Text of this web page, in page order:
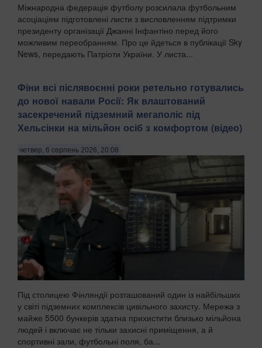
Міжнародна федерація футболу розсилала футбольним
асоціаціям підготовлені листи з висловленням підтримки
президенту організації Джанні Інфантіно перед його
можливим переобранням. Про це йдеться в публікації Sky
News, передають Патріоти України. У листа...
Фіни всі післявоєнні роки ретельно готувались
до нової навали Росії: Як влаштований
засекречений підземний мегаполіс під
Хельсінки на мільйон осіб з комфортом (відео)
четвер, 6 серпень 2026, 20:08
Під столицею Фінляндії розташований один із найбільших
у світі підземних комплексів цивільного захисту. Мережа з
майже 5500 бункерів здатна прихистити близько мільйона
людей і включає не тільки захисні приміщення, а й
спортивні зали, футбольні поля, ба...